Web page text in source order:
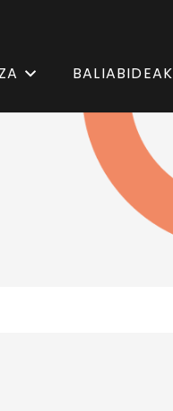
BALIABIDEAK